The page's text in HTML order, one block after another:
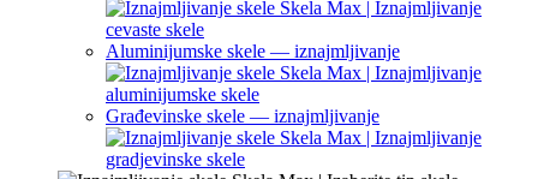
Aluminijumske skele — iznajmljivanje
Građevinske skele — iznajmljivanje